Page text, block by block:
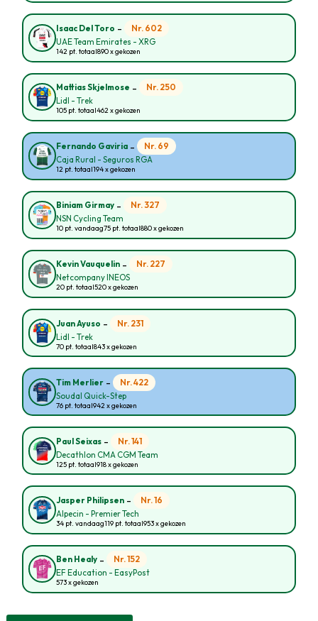
Isaac Del Toro - Nr. 602
UAE Team Emirates - XRG
142 pt. totaal890 x gekozen
Mattias Skjelmose - Nr. 250
Lidl - Trek
105 pt. totaal462 x gekozen
Fernando Gaviria - Nr. 69
Caja Rural - Seguros RGA
12 pt. totaal194 x gekozen
Biniam Girmay - Nr. 327
NSN Cycling Team
10 pt. vandaag75 pt. totaal880 x gekozen
Kevin Vauquelin - Nr. 227
Netcompany INEOS
20 pt. totaal520 x gekozen
Juan Ayuso - Nr. 231
Lidl - Trek
70 pt. totaal843 x gekozen
Tim Merlier - Nr. 422
Soudal Quick-Step
76 pt. totaal942 x gekozen
Paul Seixas - Nr. 141
Decathlon CMA CGM Team
125 pt. totaal918 x gekozen
Jasper Philipsen - Nr. 16
Alpecin - Premier Tech
34 pt. vandaag119 pt. totaal953 x gekozen
Ben Healy - Nr. 152
EF Education - EasyPost
573 x gekozen